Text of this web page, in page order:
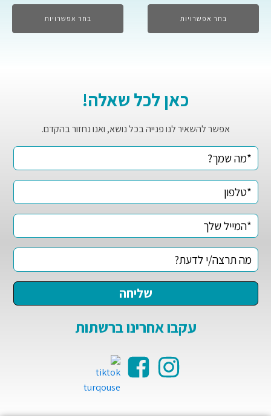
בחר אפשרויות בחר אפשרויות
כאן לכל שאלה!
אפשר להשאיר לנו פנייה בכל נושא, ואנו נחזור בהקדם.
עקבו אחרינו ברשתות